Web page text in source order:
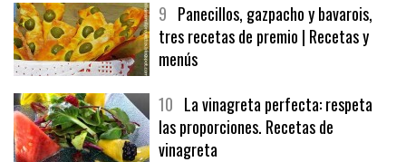
9 Panecillos, gazpacho y bavarois,
tres recetas de premio | Recetas y
menús
10 La vinagreta perfecta: respeta
las proporciones. Recetas de
vinagreta